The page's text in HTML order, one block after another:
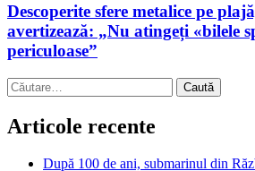
Descoperite sfere metalice pe
avertizează: „Nu atingeți «bilele
periculoase”
Caută
după:
Articole recente
După 100 de ani, submarinul din